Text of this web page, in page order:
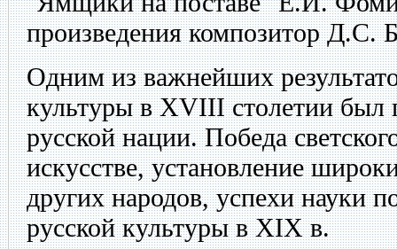
произведения композитор Д.С.
Одним из важнейших
культуры в XVIII столетии был
русской нации. Победа
искусстве, установление
других народов, успехи науки
русской культуры в XIX в.